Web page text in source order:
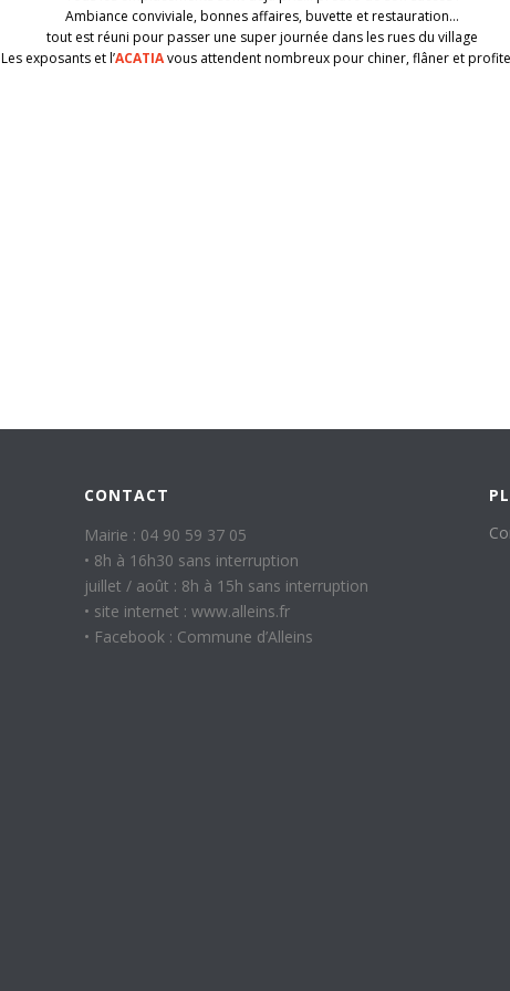
Ambiance conviviale, bonnes affaires, buvette et restauration…
tout est réuni pour passer une super journée dans les rues du village
Les exposants et l’ACATIAvous attendent nombreux pour chiner, flâner et
CONTACT
Mairie : 04 90 59 37 05
• 8h à 16h30 sans interruption
juillet / août : 8h à 15h sans interruption
• site internet : www.alleins.fr
• Facebook : Commune d’Alleins